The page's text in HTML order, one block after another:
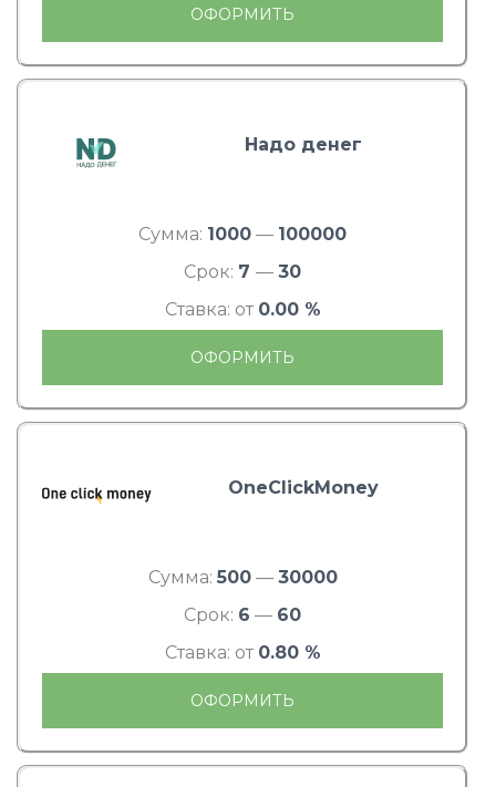
ОФОРМИТЬ
Надо денег
Сумма: 1000 — 100000
Срок: 7 — 30
Ставка: от 0.00 %
ОФОРМИТЬ
OneClickMoney
Сумма: 500— 30000
Срок: 6 — 60
Ставка: от 0.80 %
ОФОРМИТЬ